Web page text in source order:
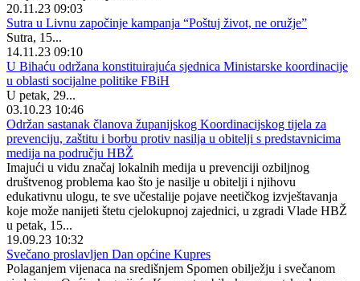
20.11.23 09:03
Sutra u Livnu započinje kampanja “Poštuj život, ne oružje”
Sutra, 15...
14.11.23 09:10
U Bihaću održana konstituirajuća sjednica Ministarske koordinacije
u oblasti socijalne politike FBiH
U petak, 29...
03.10.23 10:46
Održan sastanak članova županijskog Koordinacijskog tijela za
prevenciju, zaštitu i borbu protiv nasilja u obitelji s predstavnicima
medija na području HBŽ
Imajući u vidu značaj lokalnih medija u prevenciji ozbiljnog
društvenog problema kao što je nasilje u obitelji i njihovu
edukativnu ulogu, te sve učestalije pojave neetičkog izvještavanja
koje može nanijeti štetu cjelokupnoj zajednici, u zgradi Vlade HBŽ
u petak, 15...
19.09.23 10:32
Svečano proslavljen Dan općine Kupres
Polaganjem vijenaca na središnjem Spomen obilježju i svečanom